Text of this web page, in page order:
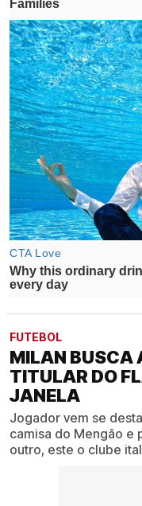
FUTEBOL
MILAN BUSCA
TITULAR DO
JANELA
Jogador vem se
camisa do Mengão
outro, este o clube